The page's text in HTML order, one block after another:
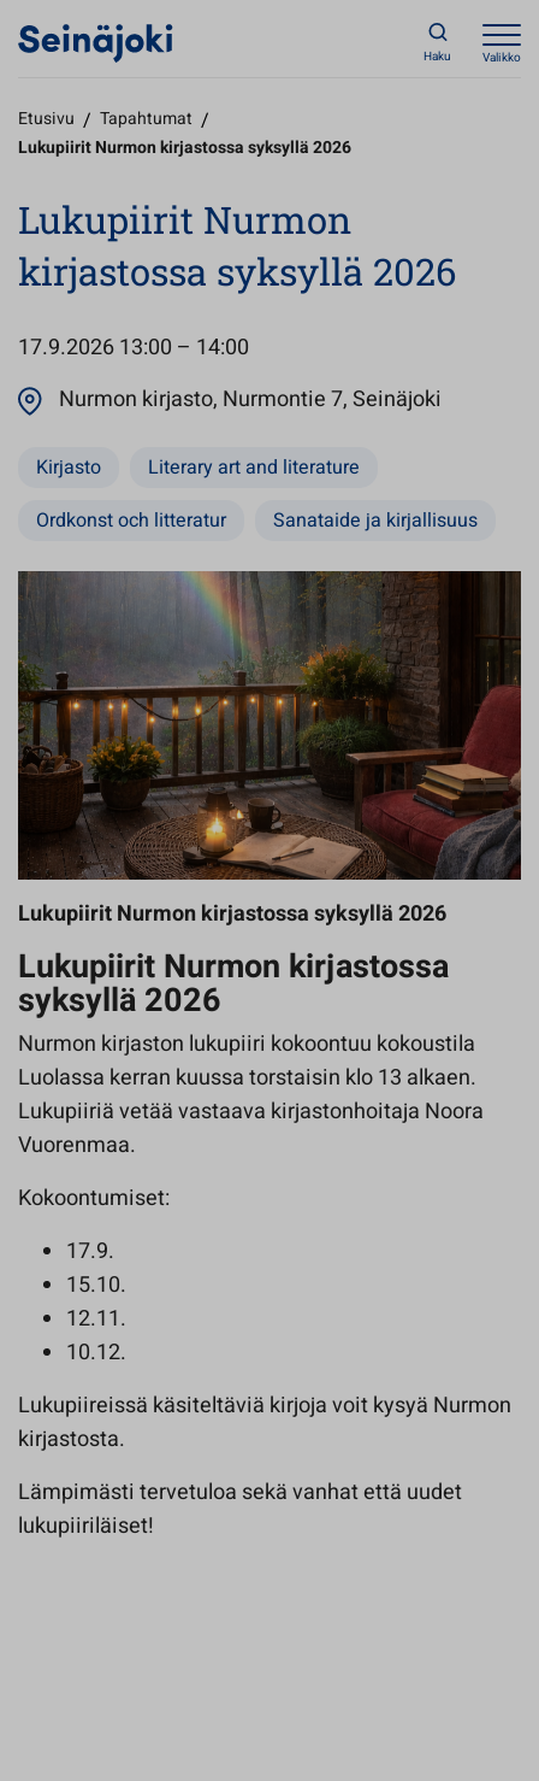
Haku Valikko
Etusivu / Tapahtumat /
Lukupiirit Nurmon kirjastossa syksyllä 2026
Lukupiirit Nurmon
kirjastossa syksyllä 2026
17.9.202613:00 – 14:00
Nurmon kirjasto, Nurmontie 7, Seinäjoki
Kirjasto
Literary art and literature
Ordkonst och litteratur
Sanataide ja kirjallisuus
Lukupiirit Nurmon kirjastossa syksyllä 2026
Lukupiirit Nurmon kirjastossa
syksyllä 2026
Nurmon kirjaston lukupiiri kokoontuu kokoustila
Luolassa kerran kuussa torstaisin klo 13 alkaen.
Lukupiiriä vetää vastaava kirjastonhoitaja Noora
Vuorenmaa.
Kokoontumiset:
17.9.
15.10.
12.11.
10.12.
Lukupiireissä käsiteltäviä kirjoja voit kysyä Nurmon
kirjastosta.
Lämpimästi tervetuloa sekä vanhat että uudet
lukupiiriläiset!